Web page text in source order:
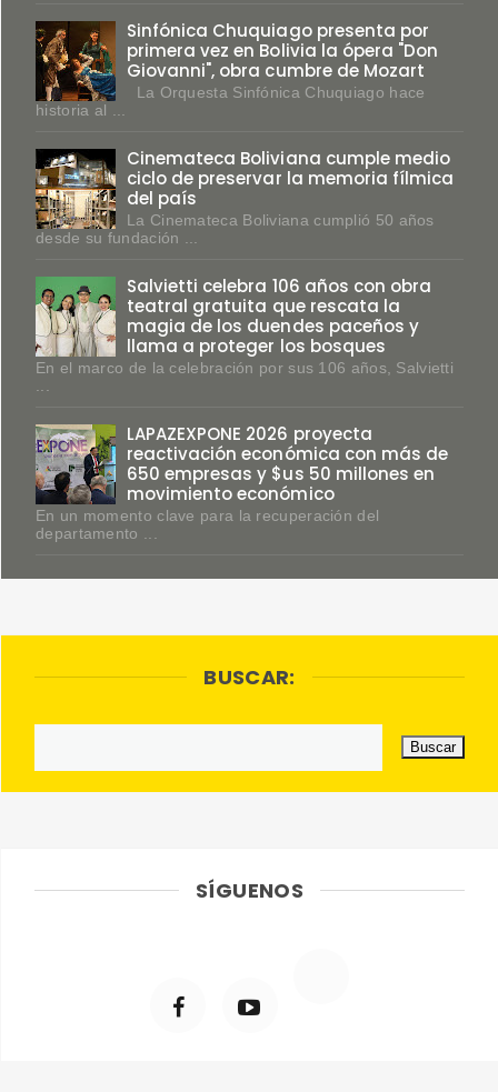
Sinfónica Chuquiago presenta por
primera vez en Bolivia la ópera "Don
Giovanni", obra cumbre de Mozart
La Orquesta Sinfónica Chuquiago hace
historia al ...
Cinemateca Boliviana cumple medio
ciclo de preservar la memoria fílmica
del país
La Cinemateca Boliviana cumplió 50 años
desde su fundación ...
Salvietti celebra 106 años con obra
teatral gratuita que rescata la
magia de los duendes paceños y
llama a proteger los bosques
En el marco de la celebración por sus 106 años, Salvietti
LAPAZEXPONE 2026 proyecta
reactivación económica con más de
650 empresas y $us 50 millones en
movimiento económico
En un momento clave para la recuperación del
departamento ...
BUSCAR:
SÍGUENOS